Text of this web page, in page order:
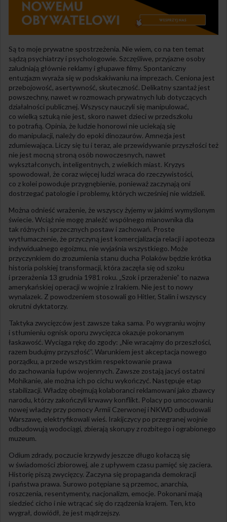
Są to moje prywatne spostrzeżenia. Nie wiem, co na ten temat
sądzą psychiatrzy i psychologowie. Szczęśliwe, przyjazne osoby
zaludniają głównie reklamy i głupawe filmy. Spontaniczny
entuzjazm wyraża się w podskakiwaniu na imprezach. Ceniona jest
przebojowość, asertywność, skuteczność. Delikatny szantaż jest
powszechny, nawet w rozmowach prywatnych lub dotyczących
działalności publicznej. Wszyscy nauczyli się manipulować,
co wielką sztuką nie jest, skoro nawet dzieci w przedszkolu
to potrafią. Opinia, że ludzie honorowi nie uciekają się
do manipulacji, należy do epoki dinozaurów. Amnezja jest
zdumiewająca. Liczy się tu i teraz, ale przewidywanie przyszłości też
nie jest mocną stroną osób nowoczesnych, nawet
wykształconych, inteligentnych, z wielkich miast. Kryzys
spowodował, że coraz więcej ludzi wraca do rzeczywistości,
co z kolei powoduje przygnębienie, ponieważ zaczynają oni
dostrzegać patologie i problemy, których wcześniej nie widzieli.
Można odnieść wrażenie, że wszyscy żyjemy w jakimś wymyślonym
świecie. Wciąż nie mogę znaleźć wspólnego mianownika dla
tak różnych i sprzecznych postaw i zachowań. Proste
wytłumaczenie, że przyczyną jest komercjalizacja relacji i apoteoza
indywidualnego egoizmu, nie wyjaśnia wszystkiego. Może
przyczynkiem do zrozumienia stanu ducha Polaków będzie krótka
historia polskiej transformacji, która zaczęła się od szoku
i przerażenia 13 grudnia 1981 roku. „Szok i przerażenie” to nazwa
amerykańskiej operacji w wojnie z Irakiem. Nie jest to nowy
wynalazek. Z powodzeniem stosowali go Hitler, Stalin i wszyscy
okrutni dyktatorzy.
Taktyka zwycięzców jest zawsze taka sama. Po wygraniu wojny
i stłumieniu ognisk oporu zwycięzca okazuje pokonanym
łaskawość. Wyciąga rękę do zgody: „Nie wracajmy do przeszłości,
razem budujmy przyszłość”. Warunkiem jest akceptacja nowego
porządku, a przede wszystkim respektowanie prawa
do zachowania łupów wojennych. Zawsze zostają jacyś ostatni
Mohikanie, ale można ich po cichu wykończyć. Następuje etap
stabilizacji. Władzę obejmują kolaboranci reklamowani jako zbawcy
narodu, którzy zakończyli krwawy konflikt. Polacy po umocowaniu
nowej władzy przy pomocy Armii Czerwonej i NKWD odbudowali
Warszawę, elektryfikowali wieś. Irakijczycy po przegranej wojnie
odbudowują wodociągi, zbierają skorupy z rozbitego i ograbionego
muzeum.
Odium zdrady, poczucie krzywdy jeszcze długo kołaczą się
w świadomości zbiorowej, ale z upływem czasu pamięć się zaciera.
Historię piszą zwycięzcy. Zaczyna się propaganda demokracji
i państwa prawa. Surowo potępiane są przemoc, anarchia,
roszczenia, resentymenty, nacjonalizm, emocje. Pokonani mają
siedzieć cicho i nie wtrącać się do rządzenia krajem. Ten, kto
wygrał, dowiódł, że jest mądrzejszy.